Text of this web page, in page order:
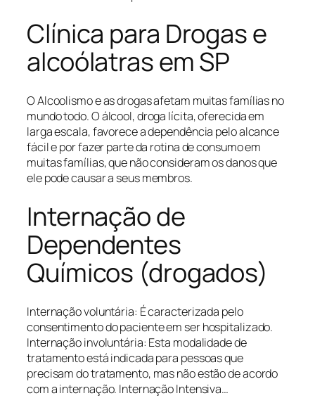
Clínica para Drogas e
alcoólatras em SP
O Alcoolismo e as drogas afetam muitas famílias no
mundo todo. O álcool, droga lícita, oferecida em
larga escala, favorece a dependência pelo alcance
fácil e por fazer parte da rotina de consumo em
muitas famílias, que não consideram os danos que
ele pode causar a seus membros.
Internação de
Dependentes
Químicos (drogados)
Internação voluntária: É caracterizada pelo
consentimento do paciente em ser hospitalizado.
Internação involuntária: Esta modalidade de
tratamento está indicada para pessoas que
precisam do tratamento, mas não estão de acordo
com a internação. Internação Intensiva…